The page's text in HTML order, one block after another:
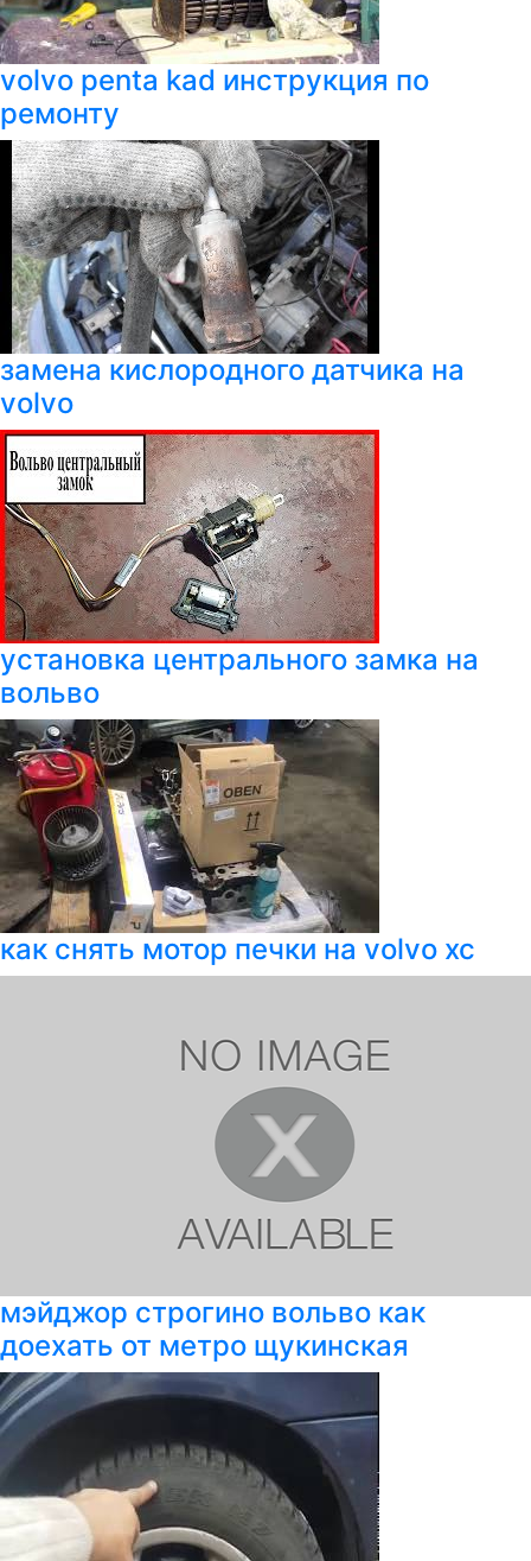
volvo penta kad инструкция по
ремонту
замена кислородного датчика на
volvo
установка центрального замка на
вольво
как снять мотор печки на volvo xc
мэйджор строгино вольво как
доехать от метро щукинская